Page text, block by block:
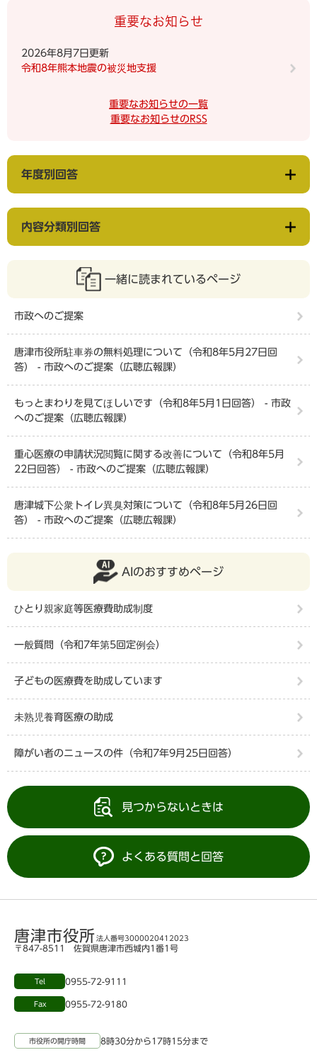
重要なお知らせ
2026年8月7日更新
令和8年熊本地震の被災地支援
重要なお知らせの一覧
重要なお知らせのRSS
年度別回答
内容分類別回答
一緒に読まれているページ
市政へのご提案
唐津市役所駐車券の無料処理について（令和8年5月27日回
答） - 市政へのご提案（広聴広報課）
もっとまわりを見てほしいです（令和8年5月1日回答） - 市政
へのご提案（広聴広報課）
重心医療の申請状況閲覧に関する改善について（令和8年5月
22日回答） - 市政へのご提案（広聴広報課）
唐津城下公衆トイレ異臭対策について（令和8年5月26日回
答） - 市政へのご提案（広聴広報課）
AIのおすすめページ
ひとり親家庭等医療費助成制度
一般質問（令和7年第5回定例会）
子どもの医療費を助成しています
未熟児養育医療の助成
障がい者のニュースの件（令和7年9月25日回答）
見つからないときは
よくある質問と回答
唐津市役所 法人番号3000020412023
〒847-8511 佐賀県唐津市西城内1番1号
Tel 0955-72-9111
Fax 0955-72-9180
市役所の開庁時間 8時30分から17時15分まで